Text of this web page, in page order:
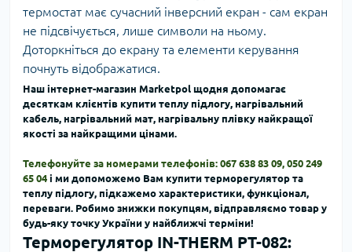
термостат має сучасний інверсний екран - сам екран
не підсвічується, лише символи на ньому.
Доторкніться до екрану та елементи керування
почнуть відображатися.
Наш інтернет-магазин Marketpol щодня допомагає
десяткам клієнтів купити теплу підлогу, нагрівальний
кабель, нагрівальний мат, нагрівальну плівку найкращої
якості за найкращими цінами.
Телефонуйте за номерами телефонів: 067 638 83 09, 050 249
65 04 і ми допоможемо Вам купити терморегулятор та
теплу підлогу, підкажемо характеристики, функціонал,
переваги. Робимо знижки покупцям, відправляємо товар у
будь-яку точку України у найближчі терміни!
Терморегулятор IN-THERM PT-082: